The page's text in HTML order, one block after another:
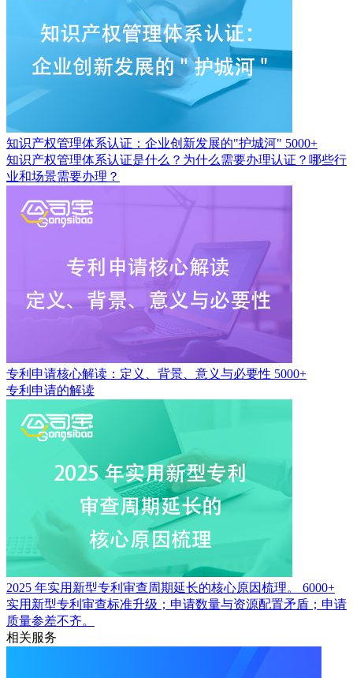
知识产权管理体系认证：企业创新发展的"护城河" 5000+
知识产权管理体系认证是什么？为什么需要办理认证？哪些行
业和场景需要办理？
专利申请核心解读：定义、背景、意义与必要性 5000+
专利申请的解读
2025 年实用新型专利审查周期延长的核心原因梳理。
6000+
实用新型专利审查标准升级；申请数量与资源配置矛盾；申请
质量参差不齐。
相关服务